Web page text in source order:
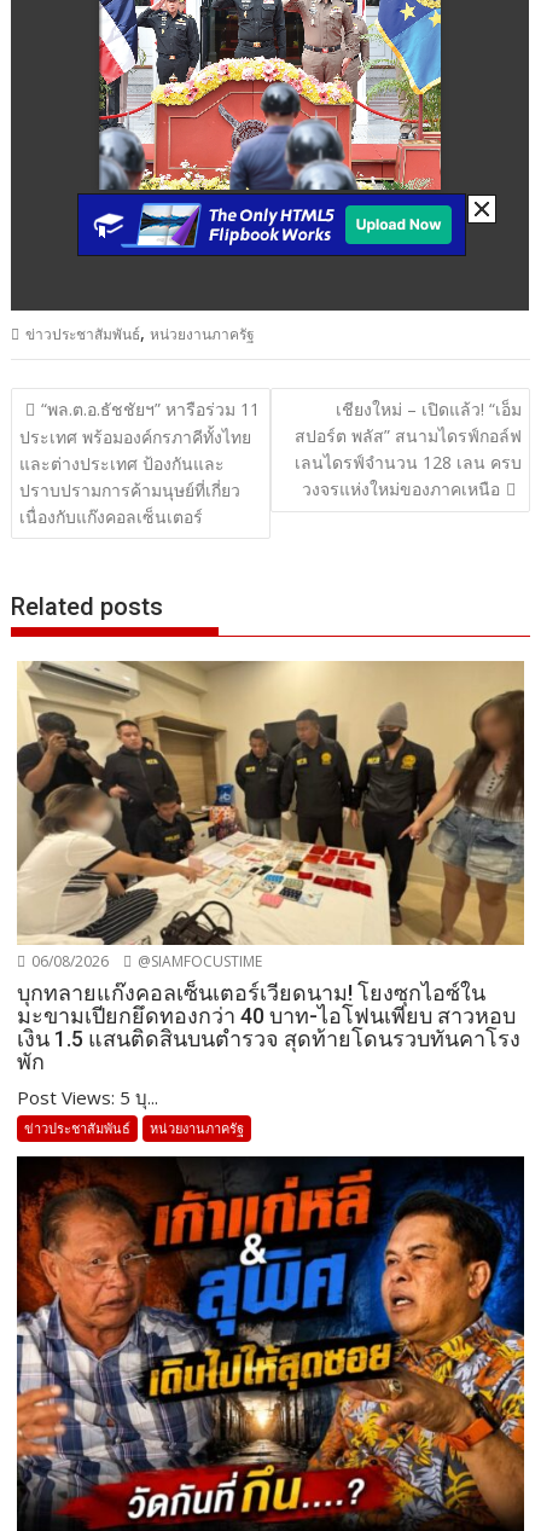
ข่าวประชาสัมพันธ์,หน่วยงานภาครัฐ
แนะแนว
เรื่อง
“พล.ต.อ.ธัชชัยฯ” หารือร่วม 11
ประเทศ พร้อมองค์กรภาคีทั้งไทย
และต่างประเทศ ป้องกันและ
ปราบปรามการค้ามนุษย์ที่เกี่ยว
เนื่องกับแก๊งคอลเซ็นเตอร์
เชียงใหม่ – เปิดแล้ว! “เอ็ม
สปอร์ต พลัส” สนามไดรฟ์กอล์ฟ
เลนไดรฟ์จำนวน 128 เลน ครบ
วงจรแห่งใหม่ของภาคเหนือ
Related posts
06/08/2026 @SIAMFOCUSTIME
บุกทลายแก๊งคอลเซ็นเตอร์เวียดนาม! โยงซุกไอซ์ใน
มะขามเปียกยึดทองกว่า 40 บาท-ไอโฟนเพียบ สาวหอบ
เงิน 1.5 แสนติดสินบนตำรวจ สุดท้ายโดนรวบทันคาโรง
พัก
Post Views: 5 บุ...
ข่าวประชาสัมพันธ์ หน่วยงานภาครัฐ